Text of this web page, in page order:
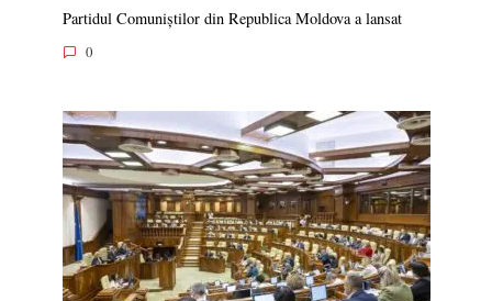
Partidul Comuniștilor din Republica Moldova a lansat
0